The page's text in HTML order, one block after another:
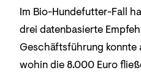
Im Bio-Hundefutter-Fall
drei datenbasierte
Geschäftsführung konnte
wohin die 8.000 Euro